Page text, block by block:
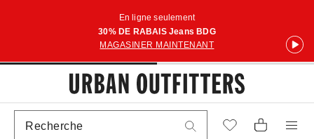
En ligne seulement
30% DE RABAIS Jeans BDG
MAGASINER MAINTENANT